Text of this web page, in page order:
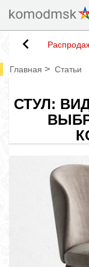
Главная > Статьи
СТУЛ: